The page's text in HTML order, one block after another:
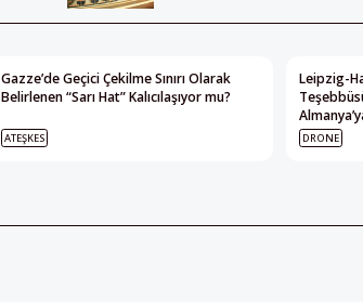
Gazze’de Geçici Çekilme Sınırı Olarak
Belirlenen “Sarı Hat” Kalıcılaşıyor mu?
ATEŞKES
Leipzig-
DRONE